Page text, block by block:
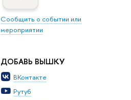
Сообщить о событии или
мероприятии
ДОБАВЬ ВЫШКУ
ВКонтакте
Рутуб